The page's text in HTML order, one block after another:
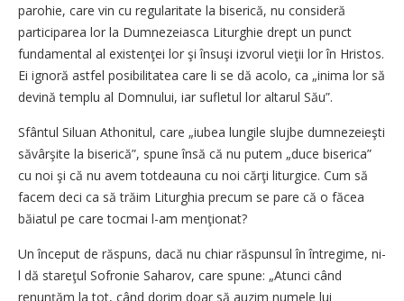
parohie, care vin cu regularitate la biserică, nu consideră
participarea lor la Dumnezeiasca Liturghie drept un punct
fundamental al existenţei lor şi însuşi izvorul vieţii lor în Hristos.
Ei ignoră astfel posibilitatea care li se dă acolo, ca „inima lor să
devină templu al Domnului, iar sufletul lor altarul Său”.
Sfântul Siluan Athonitul, care „iubea lungile slujbe dumnezeieşti
săvârşite la biserică”, spune însă că nu putem „duce biserica”
cu noi şi că nu avem totdeauna cu noi cărţi liturgice. Cum să
facem deci ca să trăim Liturghia precum se pare că o făcea
băiatul pe care tocmai l-am menţionat?
Un început de răspuns, dacă nu chiar răspunsul în întregime, ni-
l dă stareţul Sofronie Saharov, care spune: „Atunci când
renunţăm la tot, când dorim doar să auzim numele lui